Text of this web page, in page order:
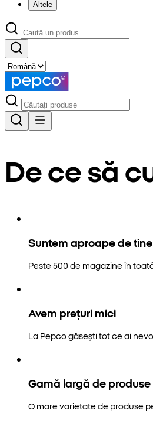
Altele
De ce să
Suntem aproape de tine
Peste 500 de magazine în
Avem prețuri mici
La Pepco găsești tot ce ai
Gamă largă de produse
O mare varietate de produse